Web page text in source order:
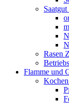
Rasen
Flamme und